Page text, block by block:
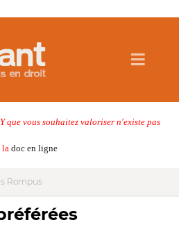
que vous souhaitez valoriser n'existe pas
la doc en ligne
Rompus